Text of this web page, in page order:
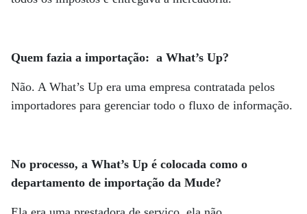
Quem fazia a importação: a What’s Up?
Não. A What’s Up era uma empresa contratada pelos
importadores para gerenciar todo o fluxo de informação.
No processo, a What’s Up é colocada como o
departamento de importação da Mude?